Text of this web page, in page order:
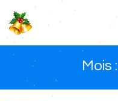
Mois :